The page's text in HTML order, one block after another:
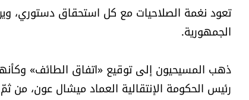
تعود نغمة الصلاحيات مع كل استحقاق دستوري،
الجمهورية.
ذهب المسيحيون إلى توقيع «اتفاق الطائف»
رئيس الحكومة الإنتقالية العماد ميشال عون، من